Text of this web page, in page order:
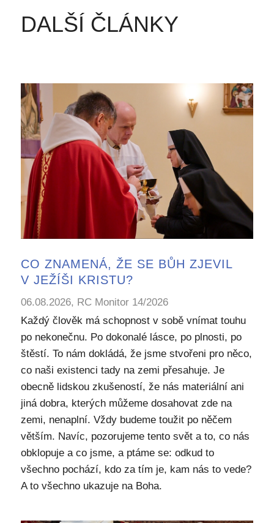
DALŠÍ ČLÁNKY
CO ZNAMENÁ, ŽE SE BŮH ZJEVIL
V JEŽÍŠI KRISTU?
06.08.2026, RC Monitor 14/2026
Každý člověk má schopnost v sobě vnímat touhu
po nekonečnu. Po dokonalé lásce, po plnosti, po
štěstí. To nám dokládá, že jsme stvořeni pro něco,
co naši existenci tady na zemi přesahuje. Je
obecně lidskou zkušeností, že nás materiální ani
jiná dobra, kterých můžeme dosahovat zde na
zemi, nenaplní. Vždy budeme toužit po něčem
větším. Navíc, pozorujeme tento svět a to, co nás
obklopuje a co jsme, a ptáme se: odkud to
všechno pochází, kdo za tím je, kam nás to vede?
A to všechno ukazuje na Boha.